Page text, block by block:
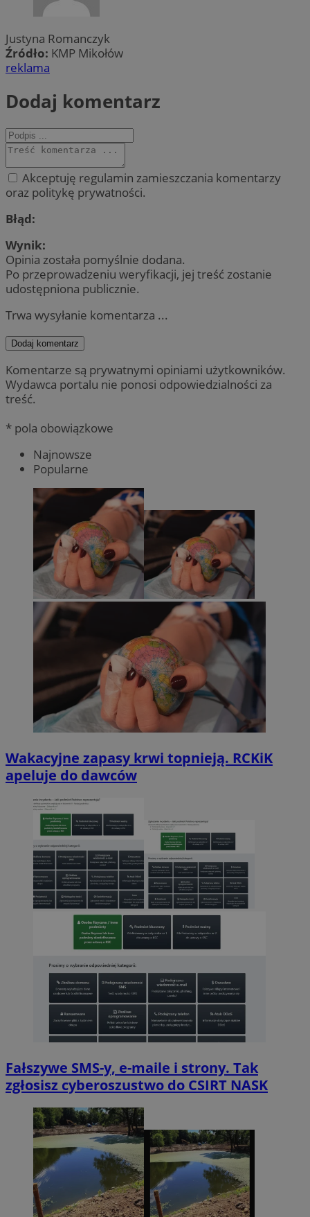
Justyna Romanczyk
Źródło: KMP Mikołów
reklama
Dodaj komentarz
Akceptuję regulamin zamieszczania komentarzy
oraz politykę prywatności.
Błąd:
Wynik:
Opinia została pomyślnie dodana.
Po przeprowadzeniu weryfikacji, jej treść zostanie
udostępniona publicznie.
Trwa wysyłanie komentarza ...
Dodaj komentarz
Komentarze są prywatnymi opiniami użytkowników.
Wydawca portalu nie ponosi odpowiedzialności za
treść.
* pola obowiązkowe
Najnowsze
Popularne
Wakacyjne zapasy krwi topnieją. RCKiK
apeluje do dawców
Fałszywe SMS-y, e-maile i strony. Tak
zgłosisz cyberoszustwo do CSIRT NASK